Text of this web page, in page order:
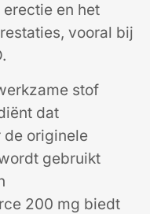
en het
vooral bij
stof
dat
originele
gebruikt
200 mg biedt